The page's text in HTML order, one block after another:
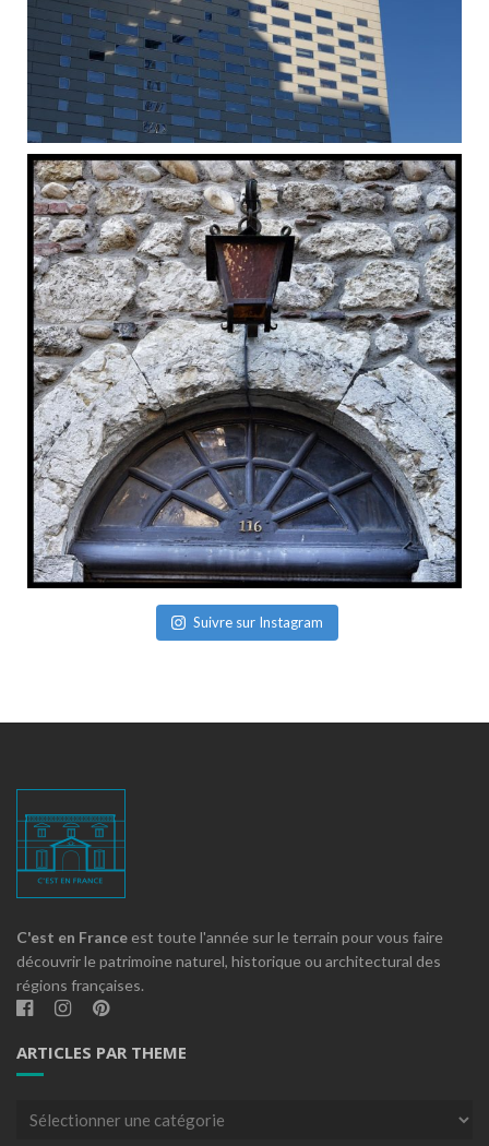
Suivre sur Instagram
C'est en France est toute l'année sur le terrain pour vous faire
découvrir le patrimoine naturel, historique ou architectural des
régions françaises.
ARTICLES PAR THEME
Articles